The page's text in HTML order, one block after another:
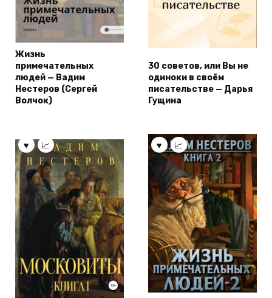
Жизнь
примечательных
людей — Вадим
Нестеров (Сергей
Волчок)
30 советов, или Вы не
одиноки в своём
писательстве — Дарья
Гущина